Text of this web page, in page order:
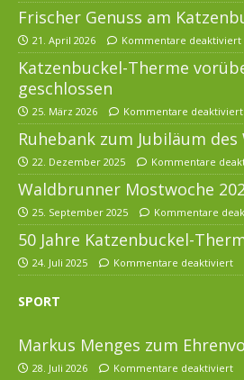
Frischer Genuss am
21. April 2026 Kommentare deaktiviert
Katzenbuckel-Therme
geschlossen
25. März 2026 Kommentare deaktiviert
Ruhebank zum Jubiläum
22. Dezember 2025 Kommentare
Waldbrunner Mostwoche
25. September 2025 Kommentare
50 Jahre Katzenbuckel-
24. Juli 2025 Kommentare deaktiviert
SPORT
Markus Menges zum
28. Juli 2026 Kommentare deaktiviert